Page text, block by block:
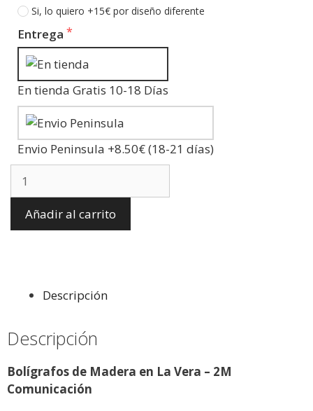
Si, lo quiero +15€ por diseño diferente
Entrega
En tienda Gratis 10-18 Días
Envio Peninsula +8.50€ (18-21 días)
Añadir al carrito
Descripción
Descripción
Bolígrafos de Madera en La Vera – 2M
Comunicación